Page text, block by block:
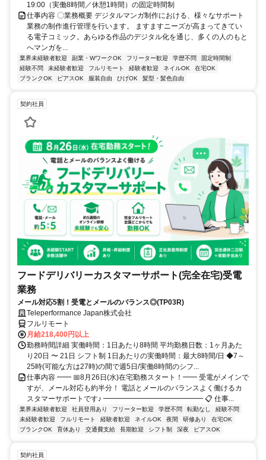
19:00（実働8時間／休憩1時間）の固定時間制
仕事内容 〇業務概要 デジタルマンガ制作における、様々なサポート
業務の制作進行管理を行います。 ますますニーズが高まってきてい
る電子コミック。あらゆる作品のデジタル化を通じ、多くの人のもと
へマンガを...
業界未経験者歓迎 副業・WワークOK フリーター歓迎 学歴不問
固定時間制
経験不問
未経験者歓迎 フルリモート 経験者歓迎 ネイルOK
在宅OK
ブランクOK
ピアスOK 服装自由 ひげOK 髪型・髪色自由
契約社員
フードデリバリーカスタマーサポート(完全在宅)受電
業務
メール対応5割！受電とメールのバランス◎(TP03R)
Teleperformance Japan株式会社
フルリモート
月給218,400円以上
勤務時間詳細 実働時間：1日あたり8時間 平均勤務日数：1ヶ月あた
り20日 〜 21日 シフト制 1日あたりの実働時間：最大8時間/日 ◆7～
25時(可能な方は27時)の間で週5日/実働8時間のシフ...
仕事内容 ━━ 📅8月26日(水)在宅勤務スタート！━━ 受電がメインで
すが、メール対応も約半分！ 電話とメールのバランスよく働けるカ
スタマーサポートです♪ ━━━━━━━━━━━━━━ 📋 仕事...
業界未経験者歓迎 社員登用あり フリーター歓迎 学歴不問 転勤なし
経験不問
未経験者歓迎
フルリモート 経験者歓迎 ネイルOK 夜間 研修あり
在宅OK
ブランクOK
育休あり 交通費支給 長期歓迎 シフト制 深夜 ピアスOK
契約社員